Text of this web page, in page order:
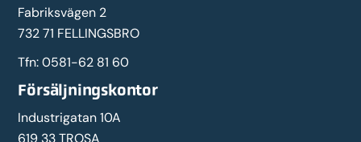
Fabriksvägen 2
732 71 FELLINGSBRO
Tfn:0581-62 81 60
Försäljningskontor
Industrigatan 10A
619 33 TROSA